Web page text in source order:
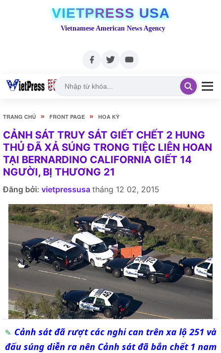
VIETPRESS USA
Vietnamese American News Agency
TRANG CHỦ » FRONT PAGE » HOA KỲ
CẢNH SÁT TRUY SÁT GIẾT CHẾT 2 HUNG
THỦ ĐÃ XẢ SÚNG TRONG TIỆC LIÊN HOAN
TẠI BERNARDINO CALIFORNIA GIẾT 14
NGƯỜI, BỊ THƯƠNG 21
Đăng bởi: vietpressusa tháng 12 02, 2015
Cảnh sát đã rượt các nghi can trên xa lộ 251 và
đấu súng diễn ra nên Cảnh sát đã bắn chết 1 nam